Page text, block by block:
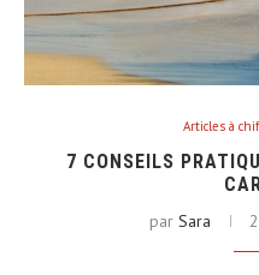
Articles à
7 CONSEILS
par Sara